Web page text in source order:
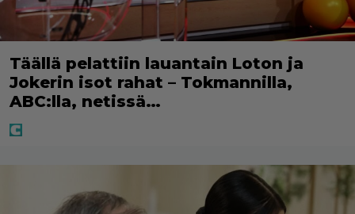
Täällä pelattiin lauantain Loton ja
Jokerin isot rahat – Tokmannilla,
ABC:lla, netissä…